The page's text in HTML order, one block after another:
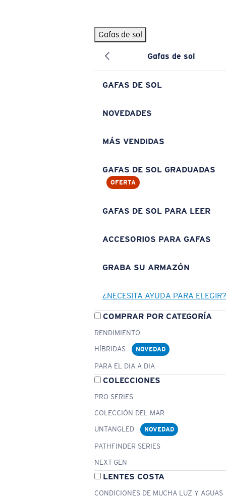
Gafas de sol
Gafas de sol
GAFAS DE SOL
NOVEDADES
MÁS VENDIDAS
GAFAS DE SOL GRADUADAS
OFERTA
GAFAS DE SOL PARA LEER
ACCESORIOS PARA GAFAS
GRABA SU ARMAZÓN
¿NECESITA AYUDA PARA ELEGIR?
COMPRAR POR CATEGORÍA
RENDIMIENTO
HÍBRIDAS
NOVEDAD
PARA EL DIA A DIA
COLECCIONES
PRO SERIES
COLECCIÓN DEL MAR
UNTANGLED
NOVEDAD
PATHFINDER SERIES
NEXT-GEN
LENTES COSTA
CONDICIONES DE MUCHA LUZ Y AGUAS
BÚSQUEDAS POPULARES
Pilothouse PRO Limited Edition Pack Exclusivo
Gafas de sol personalizadas
Los más vendidos de gafas de sol